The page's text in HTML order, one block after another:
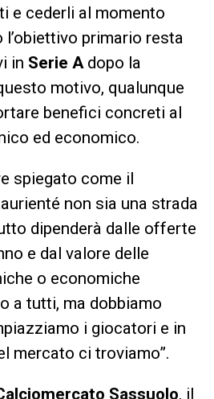
e cederli al momento
l’obiettivo primario resta
in Serie Adopo la
motivo, qualunque
benefici concreti al
ed economico.
spiegato come il
non sia una strada
dipenderà dalle offerte
e dal valore delle
o economiche
a tutti, ma dobbiamo
i giocatori e in
mercato ci troviamo”.
Sassuolo, il